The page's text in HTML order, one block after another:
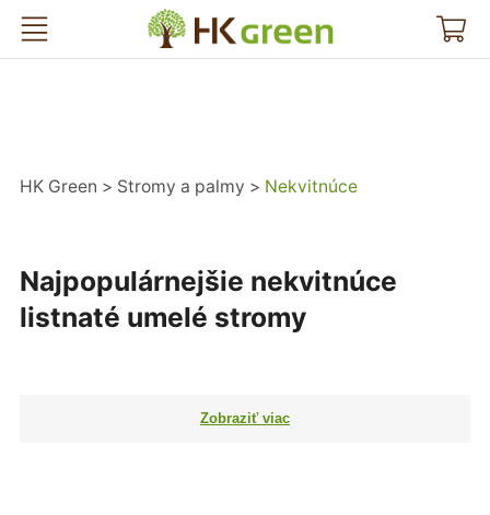
HK Green
HK Green Stromy a palmy Nekvitnúce
Najpopulárnejšie nekvitnúce
listnaté umelé stromy